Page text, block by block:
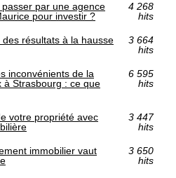
par une agence
pour investir ?
4 268
hits
résultats à la hausse
3 664
hits
inconvénients de la
à Strasbourg : ce que
6 595
hits
votre propriété avec
3 447
hits
immobilier vaut
3 650
hits